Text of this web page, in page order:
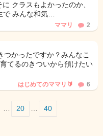
クラスもよかったのか、
で みんな和気…
ママリ 2
かったですか？みんなこ
てるのきついから預けたい
はじめてのママリ🔰 6
20 40